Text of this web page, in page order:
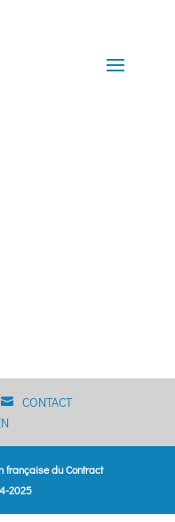
CONTACT
française du Contract
2025